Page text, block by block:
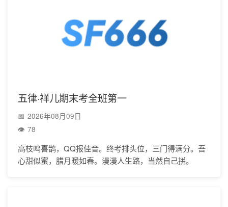
五律·祥儿期末考全班第一
2026年08月09日
78
高枝鸣喜鹊，QQ报佳音。终考排头位，三门得满分。吾
心甜似蜜，腊月暖如春。漫漫人生路，当然自己拼。